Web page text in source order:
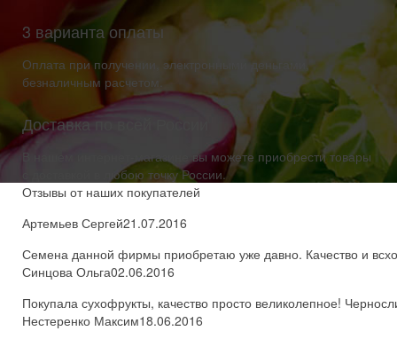
3 варианта оплаты
Оплата при получении, электронными деньгами,
безналичным расчетом.
Доставка по всей России
В нашем интернет-магазине вы можете приобрести товары
с доставкой в любою точку России.
Отзывы от наших покупателей
Артемьев Сергей21.07.2016
Семена данной фирмы приобретаю уже давно. Качество и
Синцова Ольга02.06.2016
Покупала сухофрукты, качество просто великолепное!
Нестеренко Максим18.06.2016